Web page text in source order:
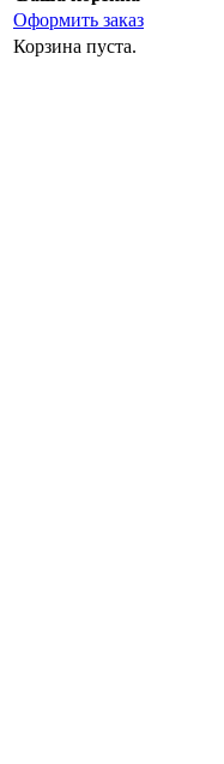
Оформить заказ
Корзина пуста.